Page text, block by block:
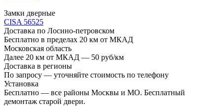
Замки дверные
CISA 56525
Доставка по Лосино-петровском
Бесплатно в пределах 20 км от МКАД
Московская область
Далее 20 км от МКАД — 50 руб/км
Доставка в регионы
По запросу — уточняйте стоимость по телефону
Установка
Бесплатно — все районы Москвы и МО. Бесплатный
демонтаж старой двери.